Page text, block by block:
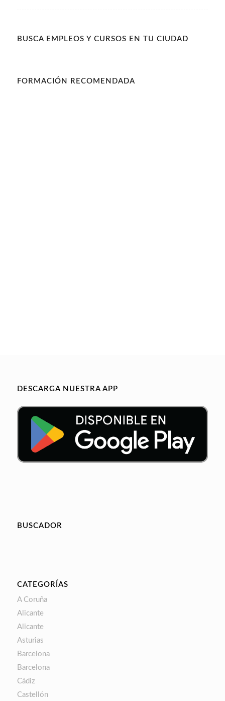
BUSCA EMPLEOS Y CURSOS EN TU CIUDAD
FORMACIÓN RECOMENDADA
DESCARGA NUESTRA APP
BUSCADOR
CATEGORÍAS
A Coruña
Alicante
Alicante
Asturias
Barcelona
Barcelona
Cádiz
Castellón